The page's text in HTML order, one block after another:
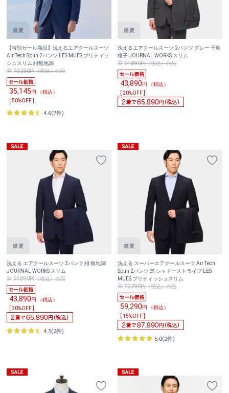
【特別セール商品】洗えるエアクールスーツ
Air Tech Spun 2パンツ LES MUES ブリティッ
シュスリム 紺無地調
70,290円（税込）の品
35,145円 （税込）
[ 50%OFF ]
4.6(7件)
洗えるエアクールスーツ 2パンツ グレー 千鳥
格子 JOURNAL WORKS スリム
54,890円（税込）の品
43,890円 （税込）
[ 20%OFF ]
洗える エアクールスーツ 2パンツ 紺 無地調
JOURNAL WORKS スリム
54,890円（税込）の品
43,890円 （税込）
[ 20%OFF ]
4.5(2件)
洗える スーパーエアクールスーツ Air Tech
Spun 2パンツ 黒 シャドーストライプ LES
MUES ブリティッシュスリム
70,290円（税込）の品
59,290円 （税込）
[ 15%OFF ]
5.0(2件)